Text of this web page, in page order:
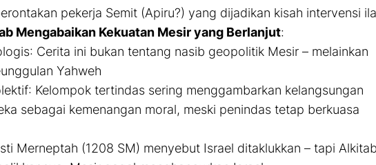
pekerja Semit (Apiru?) yang dijadikan kisah intervensi
Mengabaikan Kekuatan Mesir yang Berlanjut:
: Cerita ini bukan tentang nasib geopolitik Mesir – melainkan
Yahweh
: Kelompok tertindas sering menggambarkan kelangsungan
sebagai kemenangan moral, meski penindas tetap berkuasa
Merneptah (1208 SM) menyebut Israel ditaklukkan – tapi Alkitab